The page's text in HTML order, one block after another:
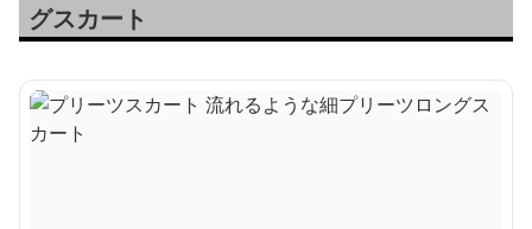
グスカート